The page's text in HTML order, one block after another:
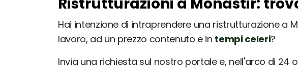
Ristrutturazioni a Monastir:
Hai intenzione di intraprendere una ristrutturazione a
lavoro, ad un prezzo contenuto e in tempi celeri?
Invia una richiesta sul nostro portale e, nell'arco di 24